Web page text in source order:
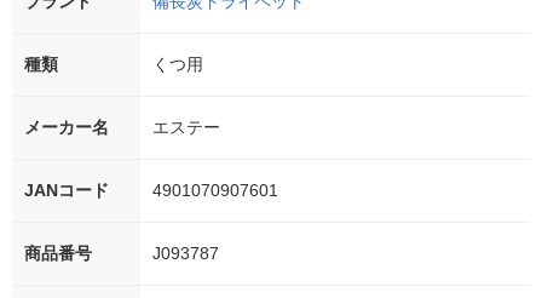
種類 くつ用
メーカー名 エステー
JANコード 4901070907601
商品番号 J093787